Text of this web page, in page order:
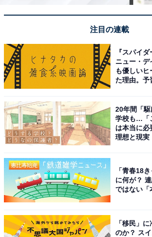
』（ポプラ社）でし
界文学の森シリーズ
』（集英社）、
『
ずっこけ3人組シリーズ』（ポプラ
『
ひみつシリーズ』や『 ふしぎシリ
3～4年生頃から学習漫画『
実験対決
ーズ』、『 サバイバルシリーズ』（
出版）にハマり、歴史漫画を全巻一
同時期です。小説では『江戸川乱歩シ
始まり、4～5年生の頃には角川つば
青い鳥文庫の小説が多くなりました
注目の連載
『スパイ
ニュー・デ
も優しいヒ
た理由。予
20年間「
学校も…「
は本当に必
理想と現実
「青春18
に何が？
ではない「
「移民」
のか？ ス